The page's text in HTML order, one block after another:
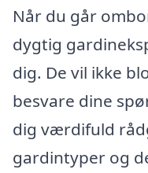
Når du går
dygtig
dig. De vil ikke
besvare dine
dig værdifuld
gardintyper og